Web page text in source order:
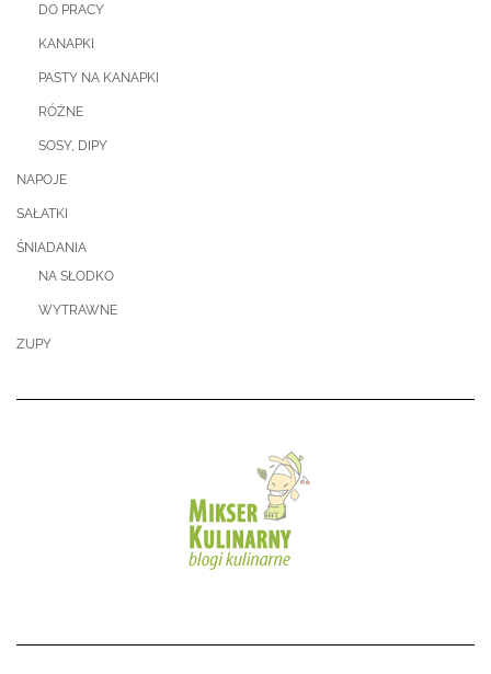
DO PRACY
KANAPKI
PASTY NA KANAPKI
RÓŻNE
SOSY, DIPY
NAPOJE
SAŁATKI
ŚNIADANIA
NA SŁODKO
WYTRAWNE
ZUPY